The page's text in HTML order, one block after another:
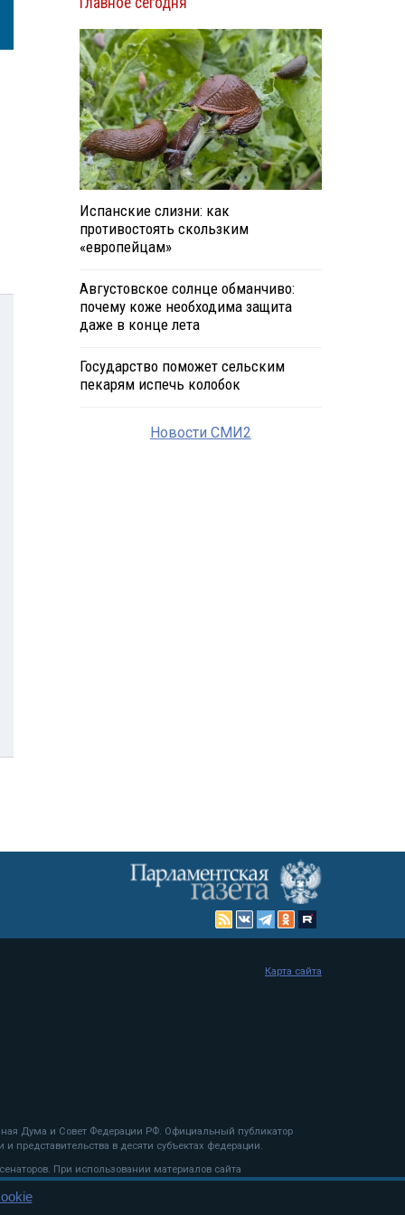
Испанские слизни: как
противостоять скользким
«европейцам»
Августовское солнце обманчиво:
почему коже необходима защита
даже в конце лета
Государство поможет сельским
пекарям испечь колобок
Новости СМИ2
Дума и Совет Федерации РФ. Официальный публикатор
представительства в десяти субъектах федерации.
При использовании материалов сайта
Карта сайта